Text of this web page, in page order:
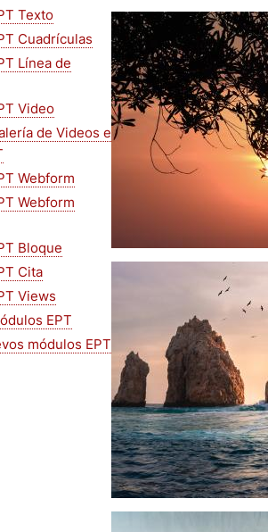
Texto
Cuadrículas
Línea de
Video
de Videos e
Webform
Webform
Bloque
Cita
Views
EPT
módulos EPT
Imagen